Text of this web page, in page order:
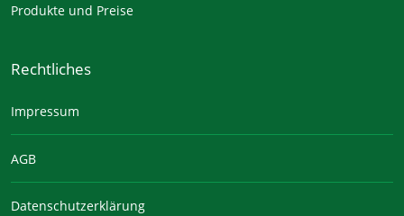
Produkte und Preise
Rechtliches
Impressum
AGB
Datenschutzerklärung